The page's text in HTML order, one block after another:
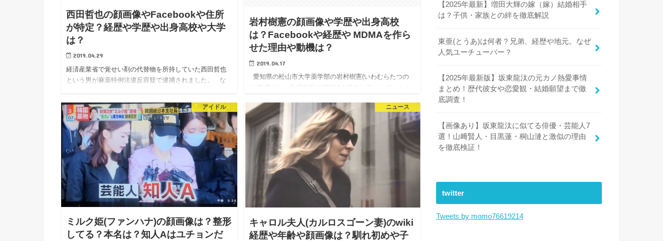
西田哲也の顔画像やFacebookや住所
が特定？経歴や学歴や出身高校や大学
は？
2019.04.29
経済産業省で覚せい剤の代替物を所持していた西田哲也
という男が麻薬特例法違反容疑で逮捕されました。 な
ていたそうです。 自動車課課長補佐だった…
岩村樹憲の顔画像や学歴や出身高校
は？Facebookや経歴や MDMAを作ら
せた理由や動機は？
2019.04.17
愛知県の松山市大学薬学部の岩村樹憲(いわむらたつの
麻薬研究者の免許を取得せ…
アイドル
ミルク姫(ファンハナ)の顔画像は？整形
してる？本名は？知人Aはユチョンだ
ニュース
キャロル夫人(カルロスゴーン妻)のwiki
経歴や年齢や顔画像は？馴れ初めや子
【2025年最新】増田大輝の嫁（嫁）結婚相手
は？子供・家族との絆を徹底解説
東亜(とうあ)は何者？兄弟、経歴や地元。なぜ
人気ユーチューバー？
【2025年最新版】坂東龍汰の元カノ熱愛事情
まとめ！歴代彼女や恋愛観・結婚願望まで徹
底調査！
【画像あり】坂東龍汰に似てる俳優・芸能人7
選！山﨑賢人・目黒蓮・桐山漣と激似の理由
を徹底検証！
twitter
Tweets by momo76619214